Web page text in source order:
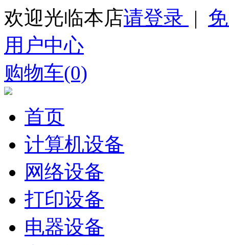
欢迎光临本店请登录 |
用户中心
购物车(0)
首页
计算机设备
网络设备
打印设备
电器设备